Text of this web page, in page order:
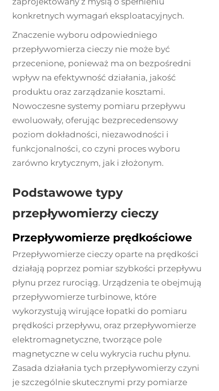
konkretnych wymagań eksploatacyjnych.
Znaczenie wyboru odpowiedniego
przepływomierza cieczy nie może być
przecenione, ponieważ ma on bezpośredni
wpływ na efektywność działania, jakość
produktu oraz zarządzanie kosztami.
Nowoczesne systemy pomiaru przepływu
ewoluowały, oferując bezprecedensowy
poziom dokładności, niezawodności i
funkcjonalności, co czyni proces wyboru
zarówno krytycznym, jak i złożonym.
Podstawowe typy
przepływomierzy cieczy
Przepływomierze prędkościowe
Przepływomierze cieczy oparte na prędkości
działają poprzez pomiar szybkości przepływu
płynu przez rurociąg. Urządzenia te obejmują
przepływomierze turbinowe, które
wykorzystują wirujące łopatki do pomiaru
prędkości przepływu, oraz przepływomierze
elektromagnetyczne, tworzące pole
magnetyczne w celu wykrycia ruchu płynu.
Zasada działania tych przepływomierzy czyni
je szczególnie skutecznymi przy pomiarze